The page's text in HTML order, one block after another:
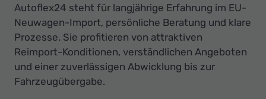
Autoflex24 steht für langjährige Erfahrung im EU-
Neuwagen-Import, persönliche Beratung und klare
Prozesse. Sie profitieren von attraktiven
Reimport-Konditionen, verständlichen Angeboten
und einer zuverlässigen Abwicklung bis zur
Fahrzeugübergabe.